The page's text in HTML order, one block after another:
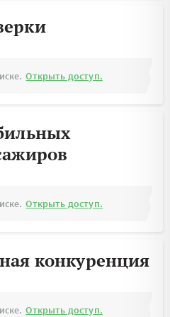
Открыть доступ.
Открыть доступ.
конкуренция
Открыть доступ.